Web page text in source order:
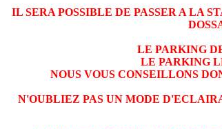
IL SERA POSSIBLE DE PASSER A LA
LE PARKING
LE PARKING
NOUS VOUS CONSEILLONS
N'OUBLIEZ PAS UN MODE